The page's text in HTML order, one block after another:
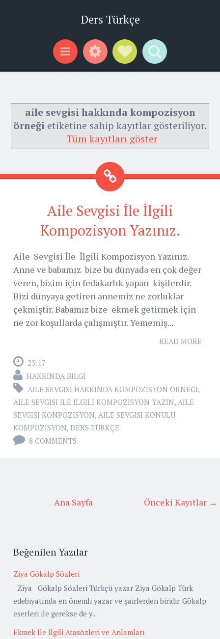
Ders Türkçe
Menu WidgetsSocial Links
Search
aile sevgisi hakkında kompozisyon
örneği etiketine sahip kayıtlar gösteriliyor.
Tüm kayıtları göster
Aile Sevgisi İle İlgili
Kompozisyon Yazınız.
Aile Sevgisi İle İlgili Kompozisyon Yazınız.
Anne ve babamız bize bu dünyada en çok değer
veren, bizim için fedakarlık yapan kişilerdir.
Bizi dünyaya getiren annemiz ne zorluklar
çekmiştir. Babamız bize ekmek getirmek için
ne zor koşullarda çalışmıştır. Yememiş...
READ MORE
23:17
HAKKINDA BILGI
AILE SEVGISI HAKKINDA KOMPOZISYON ÖRNEĞI,
AILE SEVGISI ILE ILGILI KOMPOZISYON YAZIN, AILE
SEVGISI KONPOZISYON, AILE SEVGISI KONULU
KOMPOZISYON, DERS TÜRKÇE
8 COMMENTS
Önceki Kayıtlar →
Ana Sayfa
Beğenilen Yazılar
Ziya Gökalp Sözleri
Ziya Gökalp Sözleri Türkçü yazar Ziya Gökalp Türk
edebiyatında en önemli yazar ve şairlerden biridir. Gökalp
eserleri ile gerekse de y...
Ekmek İle İlgili Atasözleri ve Anlamları